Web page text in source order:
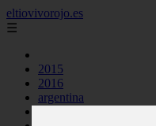
eltiovivorojo.es
☰
2015
2016
argentina